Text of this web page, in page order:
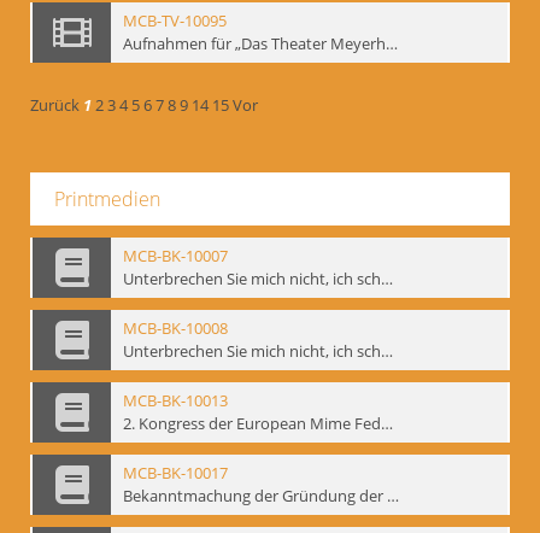
MCB-TV-10095
Aufnahmen für „Das Theater Meyerholds und die Biomechanik“ (6). Biomechanische Grundelemente und szenische Umsetzung, Ausschnitt 1 - Interne Signatur: BM-vid-6_A1
Zurück 1234 56789 14 15Vor
Printmedien
MCB-BK-10007
Unterbrechen Sie mich nicht, ich schweige - interne Signatur: BM-prt-215-f
MCB-BK-10008
Unterbrechen Sie mich nicht, ich schweige - interne Signatur: BM-prt-215-r
MCB-BK-10013
2. Kongress der European Mime Federation: „Rekonstruktion/Innovation“, Berlin Mai 1993 - interne Signatur: BM-prt-221
MCB-BK-10017
Bekanntmachung der Gründung der European Mime Federation - interne Signatur: BM-prt-225